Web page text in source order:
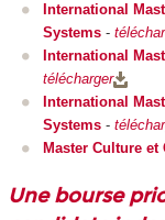
International
Systems -
International
télécharger
International
Systems -
Master Culture
Une bourse